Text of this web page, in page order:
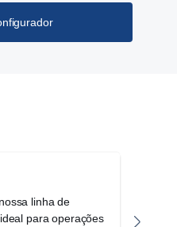
linha de
para operações